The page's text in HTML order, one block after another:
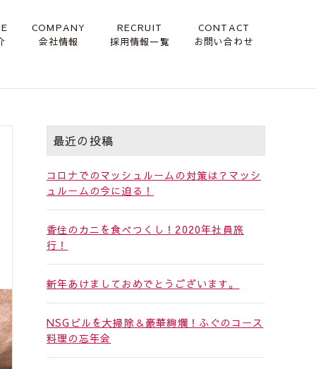
COMPANY
会社情報
RECRUIT
採用情報一覧
CONTACT
お問い合わせ
最近の投稿
コロナでのマッシュルームの対策は？マッシ
ュルームの今に迫る！
香住のカニを食べつくし！2020年社員旅
行！
新年あけましておめでとうございます。
NSGビルを大掃除＆豪華絢爛！ふぐのコース
料理の忘年会